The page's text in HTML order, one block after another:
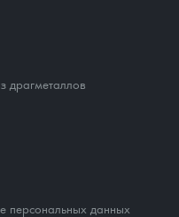
драгметаллов
персональных данных